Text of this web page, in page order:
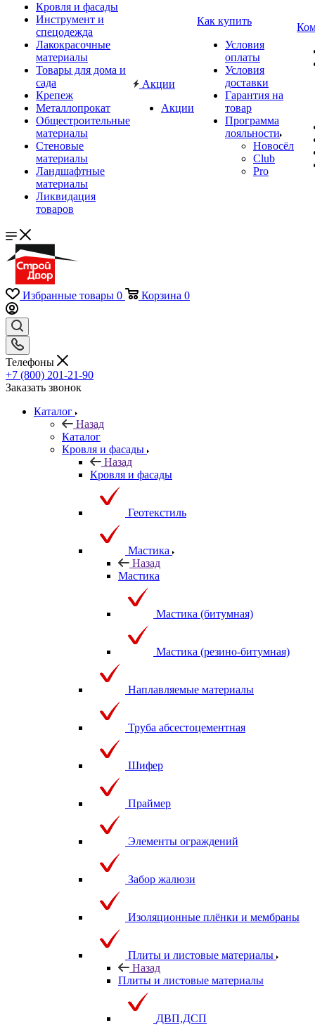
Кровля и фасады
Инструмент и
спецодежда
Лакокрасочные
материалы
Товары для дома и
сада
Крепеж
Металлопрокат
Общестроительные
материалы
Стеновые
материалы
Ландшафтные
материалы
Ликвидация
товаров
Акции
Акции
Как купить
Условия
оплаты
Условия
доставки
Гарантия на
товар
Программа
лояльности
Новосёл
Club
Pro
Избранные товары 0 Корзина 0
Телефоны
+7 (800) 201-21-90
Заказать звонок
Каталог
Назад
Каталог
Кровля и фасады
Назад
Кровля и фасады
Геотекстиль
Мастика
Назад
Мастика
Мастика (битумная)
Мастика (резино-битумная)
Наплавляемые материалы
Труба абсестоцементная
Шифер
Праймер
Элементы ограждений
Забор жалюзи
Изоляционные плёнки и мембраны
Плиты и листовые материалы
Назад
Плиты и листовые материалы
ДВП,ДСП